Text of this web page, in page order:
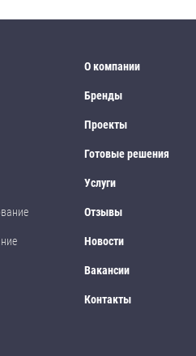
О компании
Бренды
Проекты
Готовые решения
Услуги
Отзывы
Новости
Вакансии
Контакты